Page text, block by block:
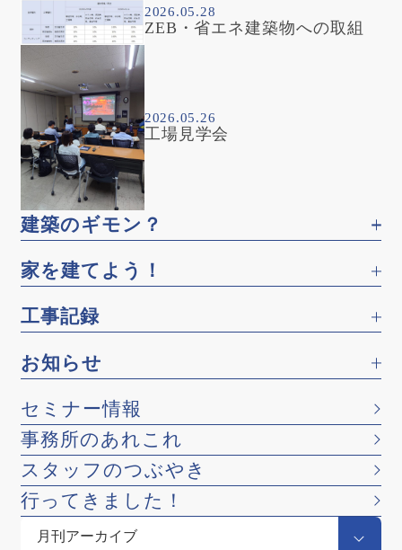
2026.05.28
ZEB・省エネ建築物への取組
2026.05.26
工場見学会
建築のギモン？
家を建てよう！
工事記録
お知らせ
セミナー情報
事務所のあれこれ
スタッフのつぶやき
行ってきました！